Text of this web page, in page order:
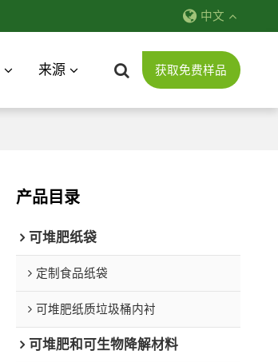
中文
来源 获取免费样品
产品目录
可堆肥纸袋
定制食品纸袋
可堆肥纸质垃圾桶内衬
可堆肥和可生物降解材料